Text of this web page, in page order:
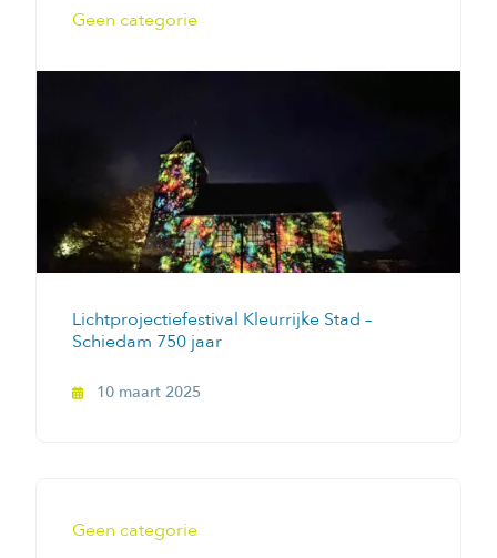
Geen categorie
Lichtprojectiefestival Kleurrijke Stad –
Schiedam 750 jaar
10 maart 2025
Geen categorie